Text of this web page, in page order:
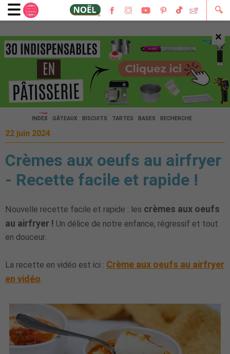
🔍
×
🔍
INDEX GÂTEAUX BISCUITS TARTES BASES RECHERCHE
22 juin 2024
Crèmes aux oeufs au airfryer
- Recette facile et rapide !
Nouvelle recette facile et rapide : les crèmes aux oeufs
au airfryer ! Un délice de notre enfance, régressif et tout
en douceur.
La recette en vidéo est ici : Crème aux oeufs au airfryer
en vidéo